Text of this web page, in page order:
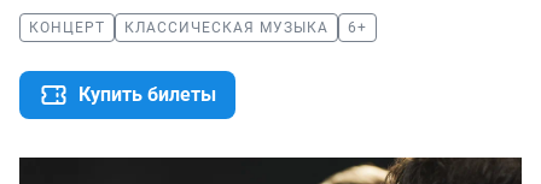
КОНЦЕРТ КЛАССИЧЕСКАЯ МУЗЫКА 6+
Купить билеты